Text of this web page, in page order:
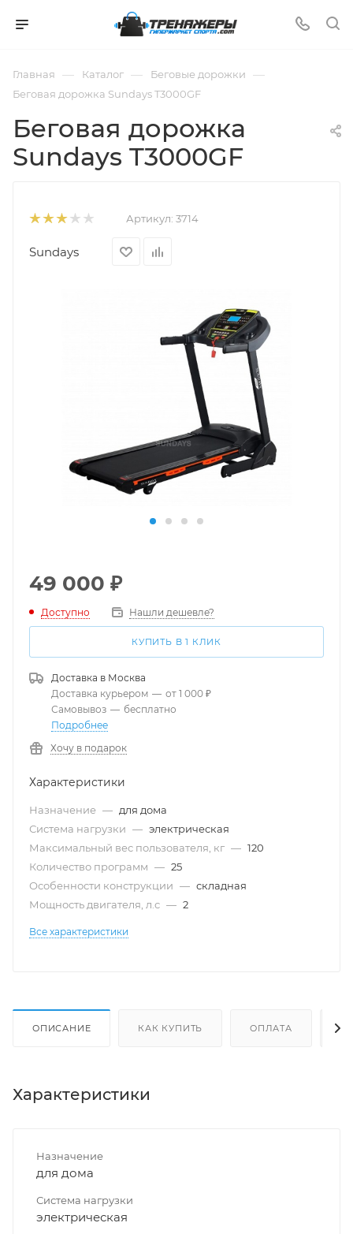
Главная — Каталог — Беговые дорожки —
Беговая дорожка Sundays T3000GF
Беговая дорожка
Sundays T3000GF
Артикул: 3714
Sundays
49 000 ₽
Доступно Нашли дешевле?
КУПИТЬ В 1 КЛИК
Доставка в Москва
Доставка курьером — от 1 000 ₽
Самовывоз — бесплатно
Подробнее
Хочу в подарок
Характеристики
Назначение — для дома
Система нагрузки — электрическая
Максимальный вес пользователя, кг — 120
Количество программ — 25
Особенности конструкции — складная
Мощность двигателя, л.с — 2
Все характеристики
ОПИСАНИЕ КАК КУПИТЬ ОПЛАТА
Характеристики
Назначение
для дома
Система нагрузки
электрическая